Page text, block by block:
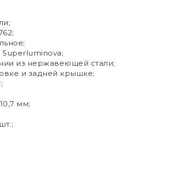
из нержавеющей стали;
и задней крышке;
мм;